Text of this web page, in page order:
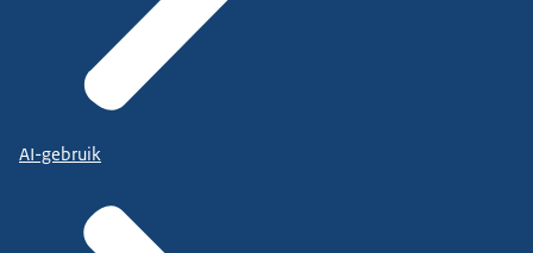
AI-gebruik